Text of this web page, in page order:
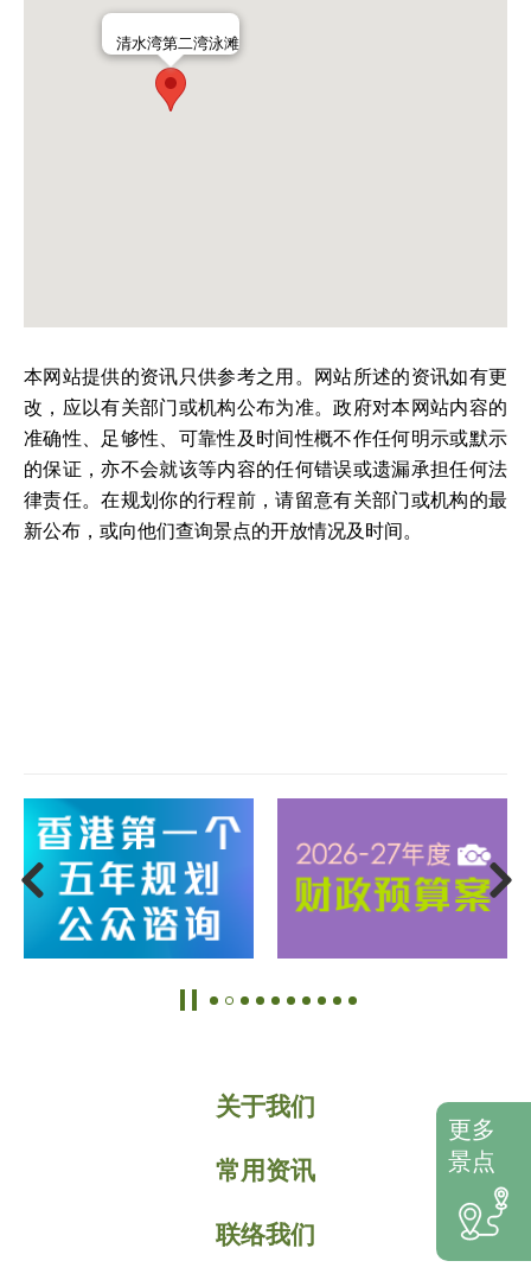
清水湾第二湾泳滩
本网站提供的资讯只供参考之用。网站所述的资讯如有更
改，应以有关部门或机构公布为准。政府对本网站内容的
准确性、足够性、可靠性及时间性概不作任何明示或默示
的保证，亦不会就该等内容的任何错误或遗漏承担任何法
律责任。在规划你的行程前，请留意有关部门或机构的最
新公布，或向他们查询景点的开放情况及时间。
关于我们
常用资讯
联络我们
更多
景点